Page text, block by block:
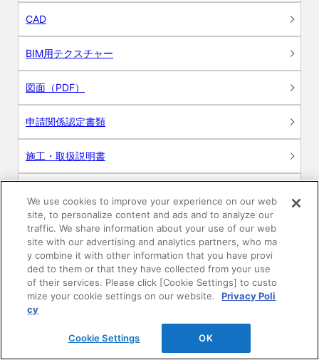
CAD
BIM用テクスチャー
図面（PDF）
申請関係認定書類
施工・取扱説明書
シミュレーションツール
24時間換気システム〈エアスマート〉
簡易設計見積ソフト
R&Dセンター環境測定・分析サービス
We use cookies to improve your experience on our web
site, to personalize content and ads and to analyze our
traffic. We share information about your use of our web
site with our advertising and analytics partners, who ma
y combine it with other information that you have provi
ded to them or that they have collected from your use
of their services. Please click [Cookie Settings] to custo
mize your cookie settings on our website.
Privacy Poli
cy
Cookie Settings OK